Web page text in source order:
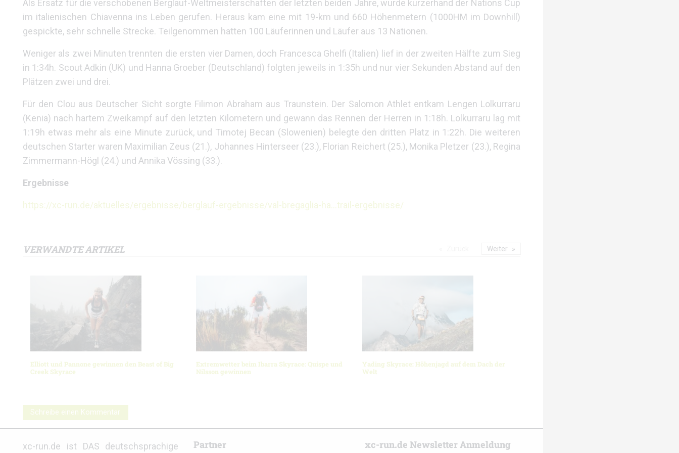
Als Ersatz für die verschobenen Berglauf-Weltmeisterschaften der letzten beiden Jahre, wurde kurzerhand der Nations Cup
im italienischen Chiavenna ins Leben gerufen. Heraus kam eine mit 19-km und 660 Höhenmetern (1000HM im Downhill)
gespickte, sehr schnelle Strecke. Teilgenommen hatten 100 Läuferinnen und Läufer aus 13 Nationen.
Weniger als zwei Minuten trennten die ersten vier Damen, doch Francesca Ghelfi (Italien) lief in der zweiten Hälfte zum Sieg
in 1:34h. Scout Adkin (UK) und Hanna Groeber (Deutschland) folgten jeweils in 1:35h und nur vier Sekunden Abstand auf den
Plätzen zwei und drei.
Für den Clou aus Deutscher Sicht sorgte Filimon Abraham aus Traunstein. Der Salomon Athlet entkam Lengen Lolkurraru
(Kenia) nach hartem Zweikampf auf den letzten Kilometern und gewann das Rennen der Herren in 1:18h. Lolkurraru lag mit
1:19h etwas mehr als eine Minute zurück, und Timotej Becan (Slowenien) belegte den dritten Platz in 1:22h. Die weiteren
deutschen Starter waren Maximilian Zeus (21.), Johannes Hinterseer (23.), Florian Reichert (25.), Monika Pletzer (23.), Regina
Zimmermann-Högl (24.) und Annika Vössing (33.).
Ergebnisse
https://xc-run.de/aktuelles/ergebnisse/berglauf-ergebnisse/val-bregaglia-ha…trail-ergebnisse/
VERWANDTE ARTIKEL
Elliott und Pannone gewinnen den Beast of Big
Creek Skyrace
Extremwetter beim Ibarra Skyrace: Quispe und
Nilsson gewinnen
Yading Skyrace: Höhenjagd auf dem Dach der
Welt
Weiter
Schreibe einen Kommentar
xc-run.de ist DAS deutschsprachige Partner xc-run.de Newsletter Anmeldung